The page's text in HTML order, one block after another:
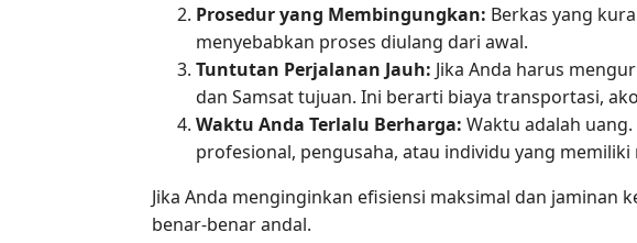
Prosedur yang Membingungkan: Berkas yang
menyebabkan proses diulang dari awal.
Tuntutan Perjalanan Jauh: Jika Anda harus
dan Samsat tujuan. Ini berarti biaya transportasi,
Waktu Anda Terlalu Berharga: Waktu adalah
profesional, pengusaha, atau individu yang
Jika Anda menginginkan efisiensi maksimal dan jaminan
benar-benar andal.